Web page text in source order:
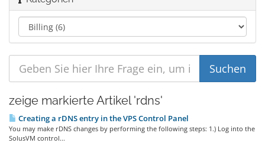
zeige markierte Artikel 'rdns'
Creating a rDNS entry in the VPS Control Panel
You may make rDNS changes by performing the following steps: 1.) Log into the
SolusVM control...